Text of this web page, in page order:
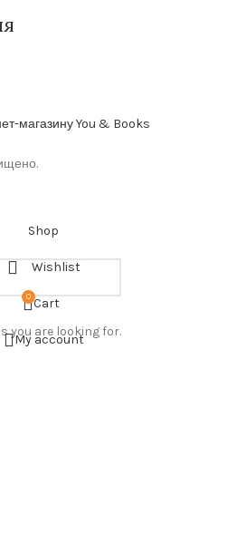
магазину You & Books
you are looking for.
Shop
Wishlist
0 Cart
My account